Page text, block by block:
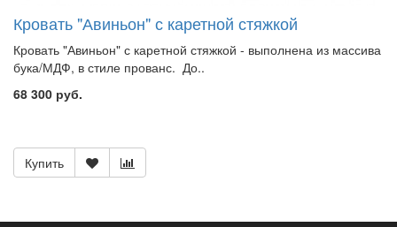
Кровать "Авиньон" с каретной стяжкой
Кровать "Авиньон" с каретной стяжкой - выполнена из массива
бука/МДФ, в стиле прованс. До..
68 300 руб.
Купить